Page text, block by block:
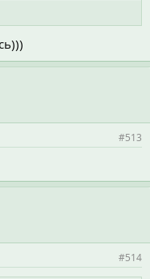
#513
#514